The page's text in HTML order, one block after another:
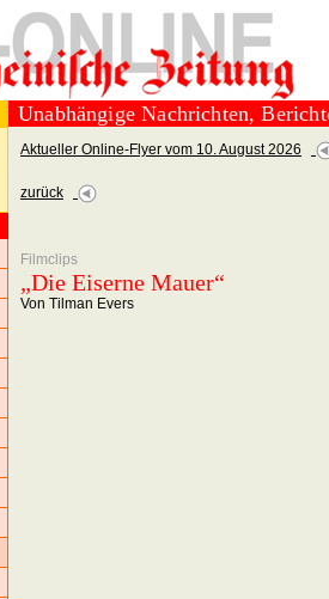
Unabhängige Nachrichten,
Aktueller Online-Flyer vom 10. August 2026
zurück
Filmclips
„Die Eiserne Mauer“
Von Tilman Evers